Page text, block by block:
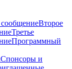
Второе
Третье
Программный
Спонсоры и